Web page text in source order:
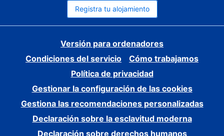
Registra tu alojamiento
Versión para ordenadores
Condiciones del servicio
Cómo trabajamos
Política de privacidad
Gestionar la configuración de las cookies
Gestiona las recomendaciones personalizadas
Declaración sobre la esclavitud moderna
Declaración sobre derechos humanos